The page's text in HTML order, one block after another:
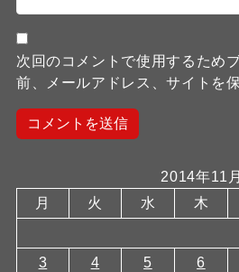
次回のコメントで使用するため
前、メールアドレス、サイトを保
2014年11月
月
火 水 木
3
4 5 6